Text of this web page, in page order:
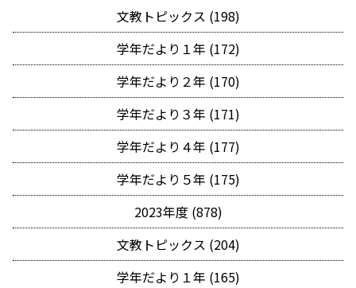
文教トピックス (198)
学年だより１年 (172)
学年だより２年 (170)
学年だより３年 (171)
学年だより４年 (177)
学年だより５年 (175)
2023年度 (878)
文教トピックス (204)
学年だより１年 (165)